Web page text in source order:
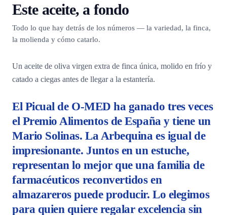
Este aceite, a fondo
Todo lo que hay detrás de los números — la variedad, la finca,
la molienda y cómo catarlo.
Un aceite de oliva virgen extra de finca única, molido en frío y
catado a ciegas antes de llegar a la estantería.
El Picual de O-MED ha ganado tres veces
el Premio Alimentos de España y tiene un
Mario Solinas. La Arbequina es igual de
impresionante. Juntos en un estuche,
representan lo mejor que una familia de
farmacéuticos reconvertidos en
almazareros puede producir. Lo elegimos
para quien quiere regalar excelencia sin